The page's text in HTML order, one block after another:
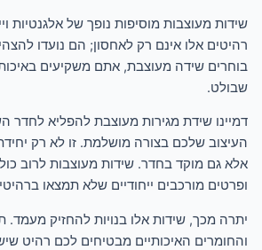
שידות מעוצבות מוסיפות נופך של אלגנטיות
רהיטים אלו אינם רק לאחסון; הם נועדו
בוחרים שידה מעוצבת, אתם משקיעים באיכות
שבולט.
דמיינו שידת מגירות מעוצבת להפליא
העיצוב שלכם בצורה מושלמת. זו לא רק יחידת
אלא גם מוקד בחדר. שידות מעוצבות לרוב
ופרטים מורכבים ייחודיים שלא תמצאו
יתרה מכך, שידות אלו בנויות להחזיק
והחומרים האיכותיים מבטיחים לכם רהיט